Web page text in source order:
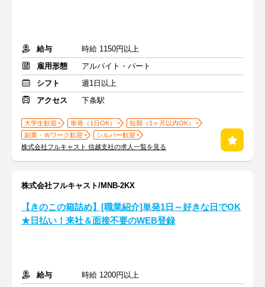
給与
時給 1150円以上
雇用形態
アルバイト・パート
シフト
週1日以上
アクセス
下条駅
大学生歓迎 単発（1日OK）
短期（1ヶ月以内OK）
副業・Ｗワーク歓迎
シルバー歓迎
株式会社フルキャスト 信越支社の求人一覧を見る
株式会社フルキャスト/MNB-2KX
【きのこの箱詰め】[職業紹介]単発1日～好きな日でOK
★日払い！来社＆面接不要のWEB登録
給与
時給 1200円以上